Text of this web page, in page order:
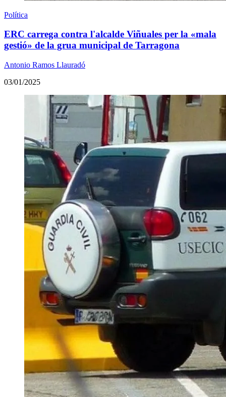
Política
ERC carrega contra l'alcalde Viñuales per la «mala
gestió» de la grua municipal de Tarragona
Antonio Ramos Llauradó
03/01/2025